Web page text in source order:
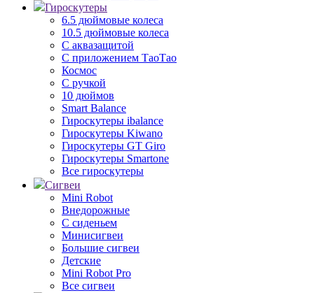
Гироскутеры
6.5 дюймовые колеса
10.5 дюймовые колеса
С аквазащитой
С приложением ТаоТао
Космос
С ручкой
10 дюймов
Smart Balance
Гироскутеры ibalance
Гироскутеры Kiwano
Гироскутеры GT Giro
Гироскутеры Smartone
Все гироскутеры
Сигвеи
Mini Robot
Внедорожные
С сиденьем
Минисигвеи
Большие сигвеи
Детские
Mini Robot Pro
Все сигвеи